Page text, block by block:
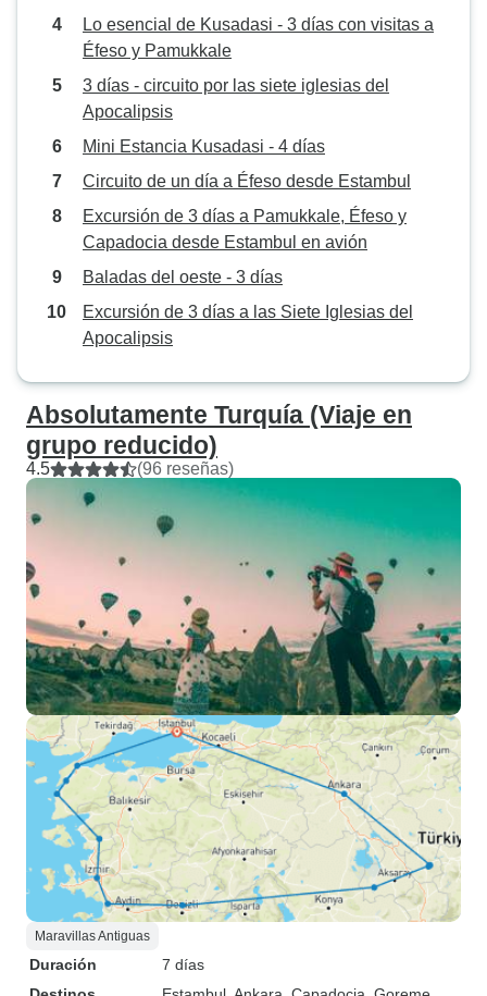
Lo esencial de Kusadasi - 3 días con visitas a
Éfeso y Pamukkale
3 días - circuito por las siete iglesias del
Apocalipsis
Mini Estancia Kusadasi - 4 días
Circuito de un día a Éfeso desde Estambul
Excursión de 3 días a Pamukkale, Éfeso y
Capadocia desde Estambul en avión
Baladas del oeste - 3 días
Excursión de 3 días a las Siete Iglesias del
Apocalipsis
Absolutamente Turquía (Viaje en
grupo reducido)
4.5 (96 reseñas)
Maravillas Antiguas
Duración
7 días